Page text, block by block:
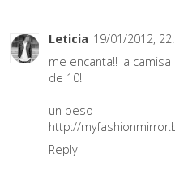
Leticia 19/01/2012,
me encanta!! la
de 10!
un beso
http://
Reply